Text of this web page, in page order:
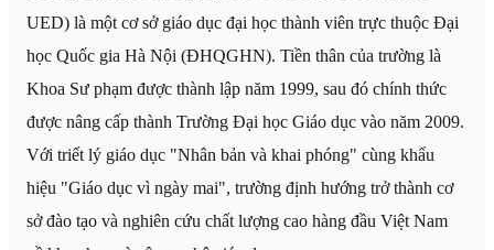
UED) là một cơ sở giáo dục đại học thành viên trực thuộc Đại
học Quốc gia Hà Nội (ĐHQGHN). Tiền thân của trường là
Khoa Sư phạm được thành lập năm 1999, sau đó chính thức
được nâng cấp thành Trường Đại học Giáo dục vào năm 2009.
Với triết lý giáo dục "Nhân bản và khai phóng" cùng khẩu
hiệu "Giáo dục vì ngày mai", trường định hướng trở thành cơ
sở đào tạo và nghiên cứu chất lượng cao hàng đầu Việt Nam